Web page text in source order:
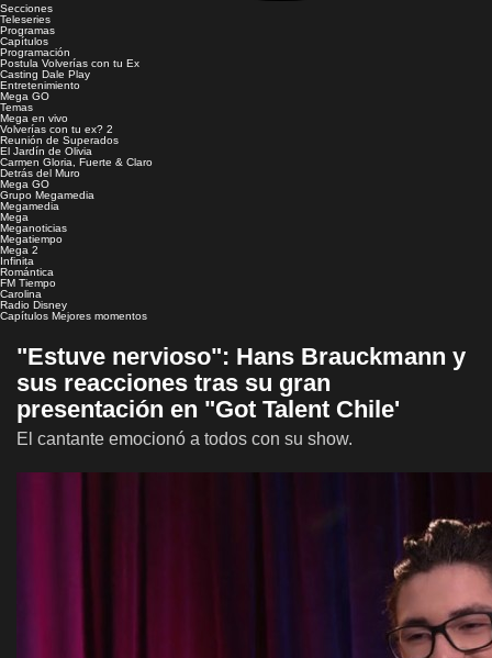
Secciones
Teleseries
Programas
Capítulos
Programación
Postula Volverías con tu Ex
Casting Dale Play
Entretenimiento
Mega GO
Temas
Mega en vivo
Volverías con tu ex? 2
Reunión de Superados
El Jardín de Olivia
Carmen Gloria, Fuerte & Claro
Detrás del Muro
Mega GO
Grupo Megamedia
Megamedia
Mega
Meganoticias
Megatiempo
Mega 2
Infinita
Romántica
FM Tiempo
Carolina
Radio Disney
Capítulos Mejores momentos
"Estuve nervioso": Hans Brauckmann y
sus reacciones tras su gran
presentación en "Got Talent Chile'
El cantante emocionó a todos con su show.